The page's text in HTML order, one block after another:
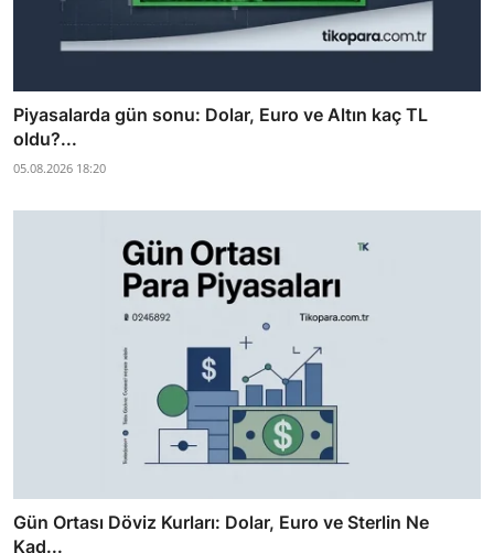
Piyasalarda gün sonu: Dolar, Euro ve Altın kaç TL
oldu?...
05.08.2026 18:20
Gün Ortası Döviz Kurları: Dolar, Euro ve Sterlin Ne
Kad...